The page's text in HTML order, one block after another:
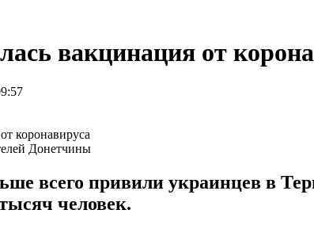
вакцинация от
Донетчины
всего привили украинцев в
человек.